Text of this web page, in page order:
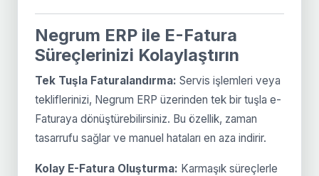
Negrum ERP ile E-Fatura
Süreçlerinizi Kolaylaştırın
Tek Tuşla Faturalandırma: Servis işlemleri veya
tekliflerinizi, Negrum ERP üzerinden tek bir tuşla e-
Faturaya dönüştürebilirsiniz. Bu özellik, zaman
tasarrufu sağlar ve manuel hataları en aza indirir.
Kolay E-Fatura Oluşturma: Karmaşık süreçlerle